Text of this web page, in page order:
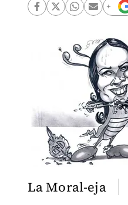
La Moral-eja